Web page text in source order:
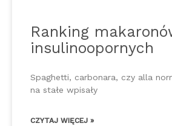
Ranking
insulinoopornych
Spaghetti, carbonara, czy alla
na stałe wpisały
CZYTAJ WIĘCEJ »